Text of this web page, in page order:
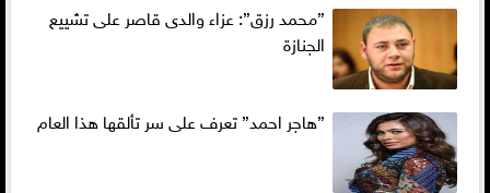
”محمد رزق”: عزاء والدى قاصر على تشييع
الجنازة
”هاجر احمد” تعرف على سر تألقها هذا العام